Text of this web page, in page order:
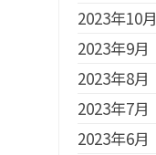
2023年10月
2023年9月
2023年8月
2023年7月
2023年6月